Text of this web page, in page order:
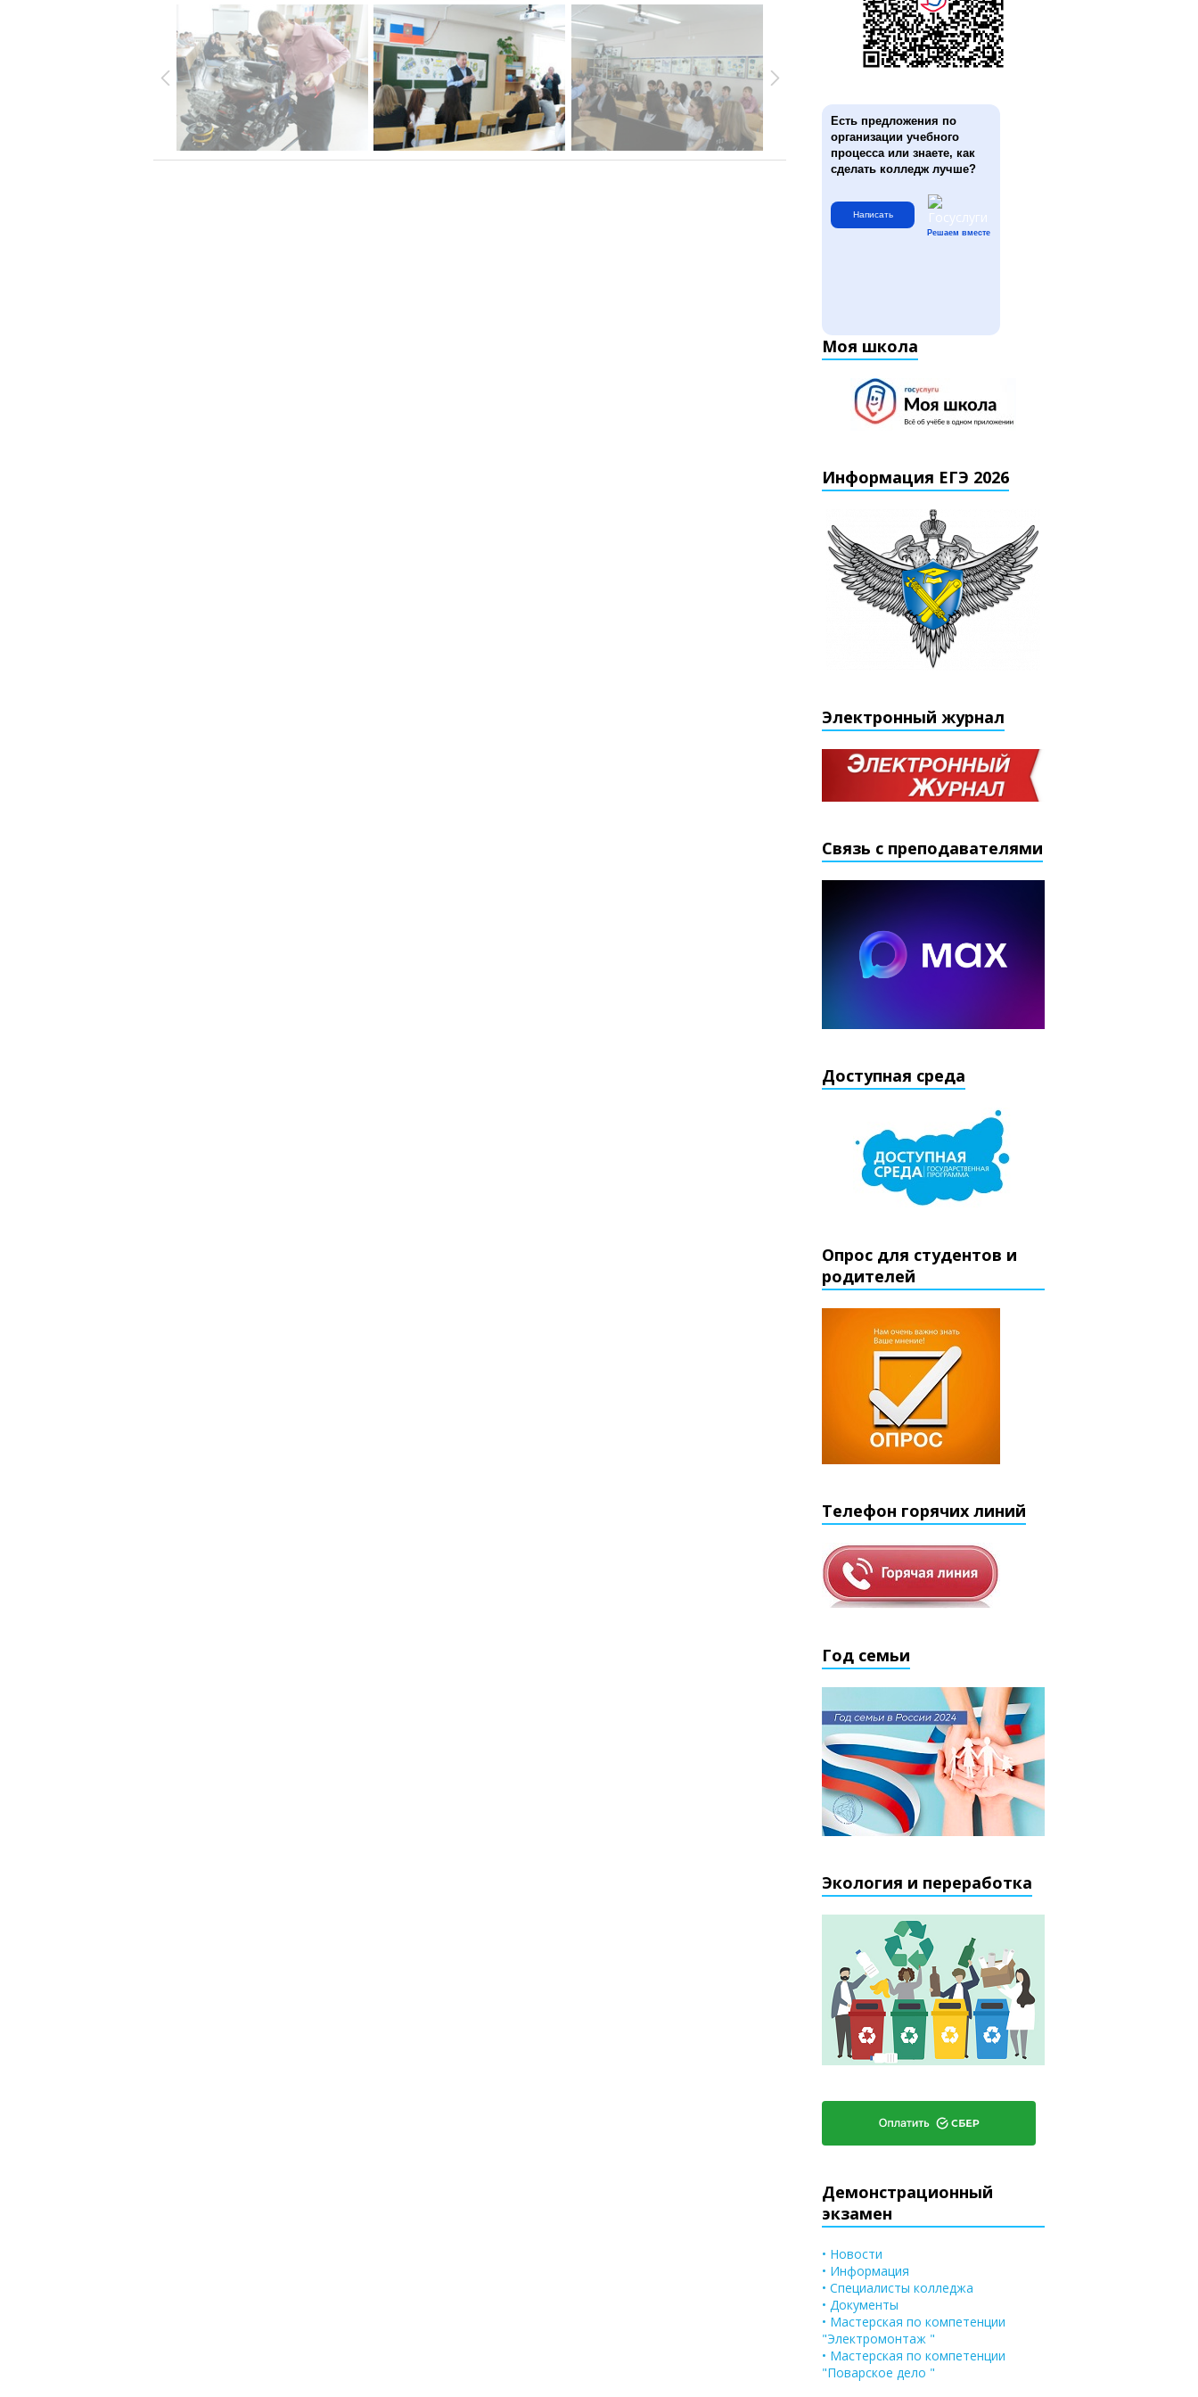
Есть предложения по
организации учебного
процесса или знаете, как
сделать колледж лучше?
Написать
Решаем вместе
Моя школа
Информация ЕГЭ 2026
Электронный журнал
Связь с преподавателями
Доступная среда
Опрос для студентов и
родителей
Телефон горячих линий
Год семьи
Экология и переработка
Демонстрационный
экзамен
• Новости
• Информация
• Специалисты колледжа
• Документы
• Мастерская по компетенции
"Электромонтаж "
• Мастерская по компетенции
"Поварское дело "